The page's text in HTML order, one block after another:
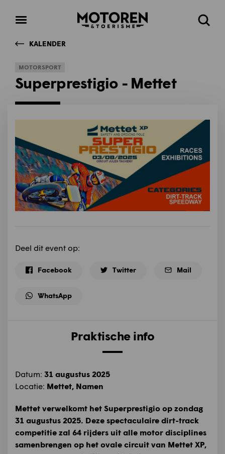
Open
Homepage Zoeken
KALENDER
MOTORSPORT
Superprestigio - Mettet
Deel dit event op:
Facebook Twitter Mail
WhatsApp
Praktische info
Datum: 31 augustus 2025
Locatie: Mettet, Namen
Mettet verwelkomt het Superprestigio op zondag
31 augustus 2025. Deze spectaculaire dirt-track
competitie zal 64 rijders uit alle motor disciplines
samenbrengen op het ovale circuit van Mettet XP,